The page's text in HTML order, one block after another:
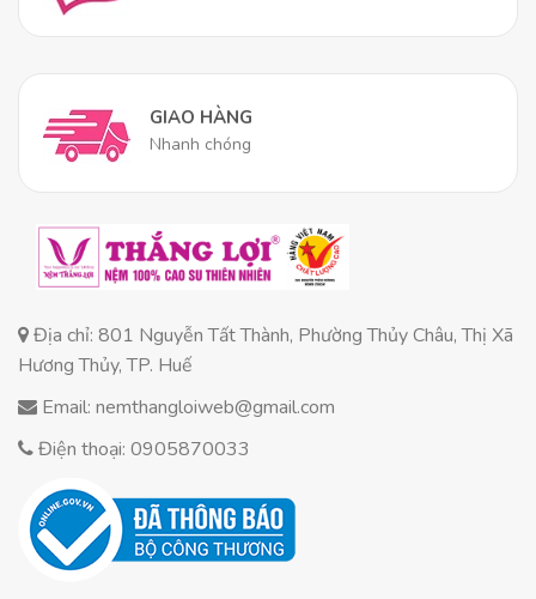
thoáng khí
Cấu trúc nệm có nhiều lớp ưu việt, mỗi lớp đảm
nhận một vai trò riêng biệt để tạo nên một tổng thể
hoàn hảo.
Lõi Nệm:100% cao su thiên nhiên với thiết kế
Lớp Polyester: Lớp đệm này có một vai trò
quan trọng mà ít người để ý.Lớp polyester
giúp thấm hút mồ hôi
và điều hòa nhiệt độ,
giúp bạn luôn cảm thấy mát mẻ, không bị hầm bí
lưng, đặc biệt trong khí hậu nóng ẩm của Việt
Nam.
Vỏ Nệm:Vỏ nệm làm từ Cotton organic
cho da.
Lợi ích thực tế đối với sức khỏe người dùng
GIAO HÀNG
Nhanh chóng
Địa chỉ: 801 Nguyễn Tất Thành, Phường Thủy Châu, Thị Xã
Hương Thủy, TP. Huế
Email: nemthangloiweb@gmail.com
Điện thoại: 0905870033